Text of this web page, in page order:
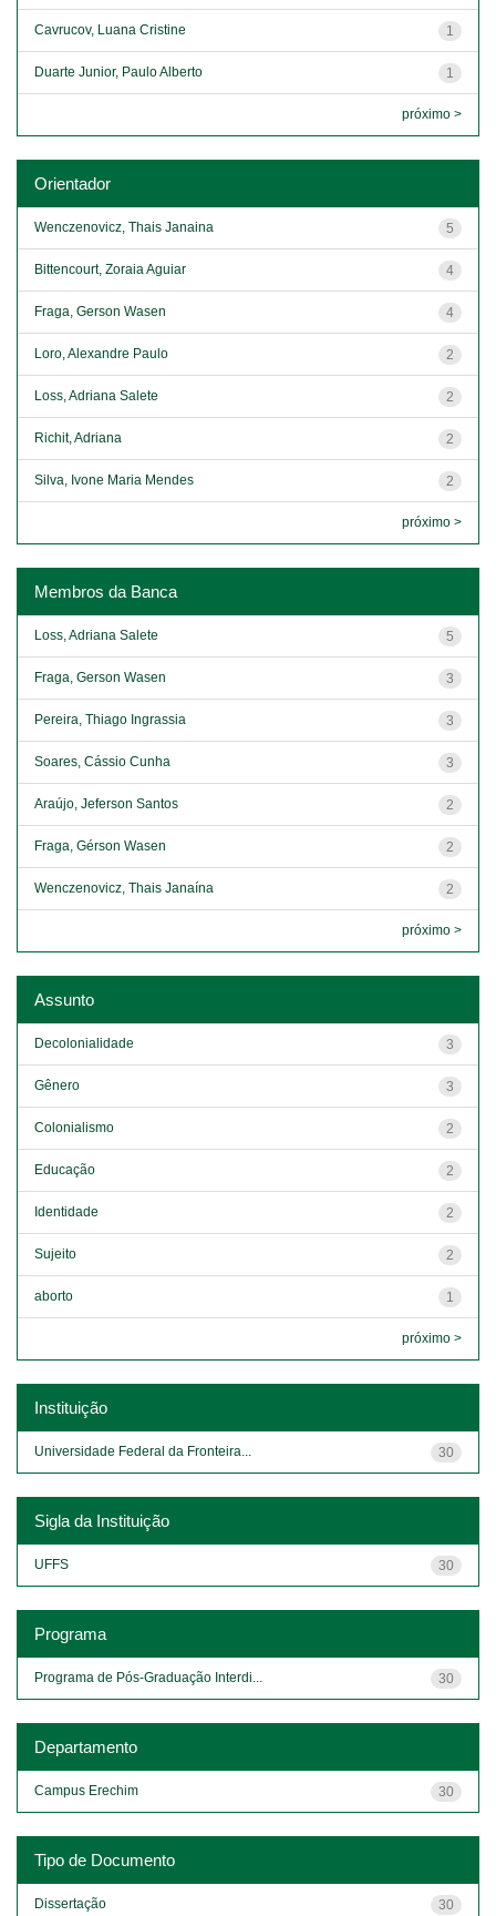
1
Cavrucov, Luana Cristine
1
Duarte Junior, Paulo Alberto
próximo >
Orientador
5
Wenczenovicz, Thais Janaina
4
Bittencourt, Zoraia Aguiar
4
Fraga, Gerson Wasen
2
Loro, Alexandre Paulo
2
Loss, Adriana Salete
2
Richit, Adriana
2
Silva, Ivone Maria Mendes
próximo >
Membros da Banca
5
Loss, Adriana Salete
3
Fraga, Gerson Wasen
3
Pereira, Thiago Ingrassia
3
Soares, Cássio Cunha
2
Araújo, Jeferson Santos
2
Fraga, Gérson Wasen
2
Wenczenovicz, Thais Janaína
próximo >
Assunto
3
Decolonialidade
3
Gênero
2
Colonialismo
2
Educação
2
Identidade
2
Sujeito
1
aborto
próximo >
Instituição
30
Universidade Federal da Fronteira...
Sigla da Instituição
30
UFFS
Programa
30
Programa de Pós-Graduação Interdi...
Departamento
30
Campus Erechim
Tipo de Documento
30
Dissertação